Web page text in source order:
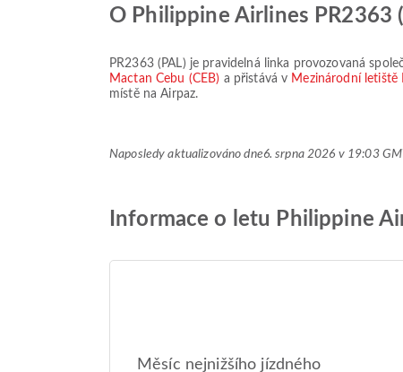
O Philippine Airlines PR2363
PR2363( PAL) je pravidelná linka provozovaná
Mactan Cebu (CEB) a přistává v Mezinárodní letiště
místě na Airpaz.
Naposledy aktualizováno dne6. srpna 2026 v 19:03
Informace o letu Philippine
Měsíc nejnižšího jízdného